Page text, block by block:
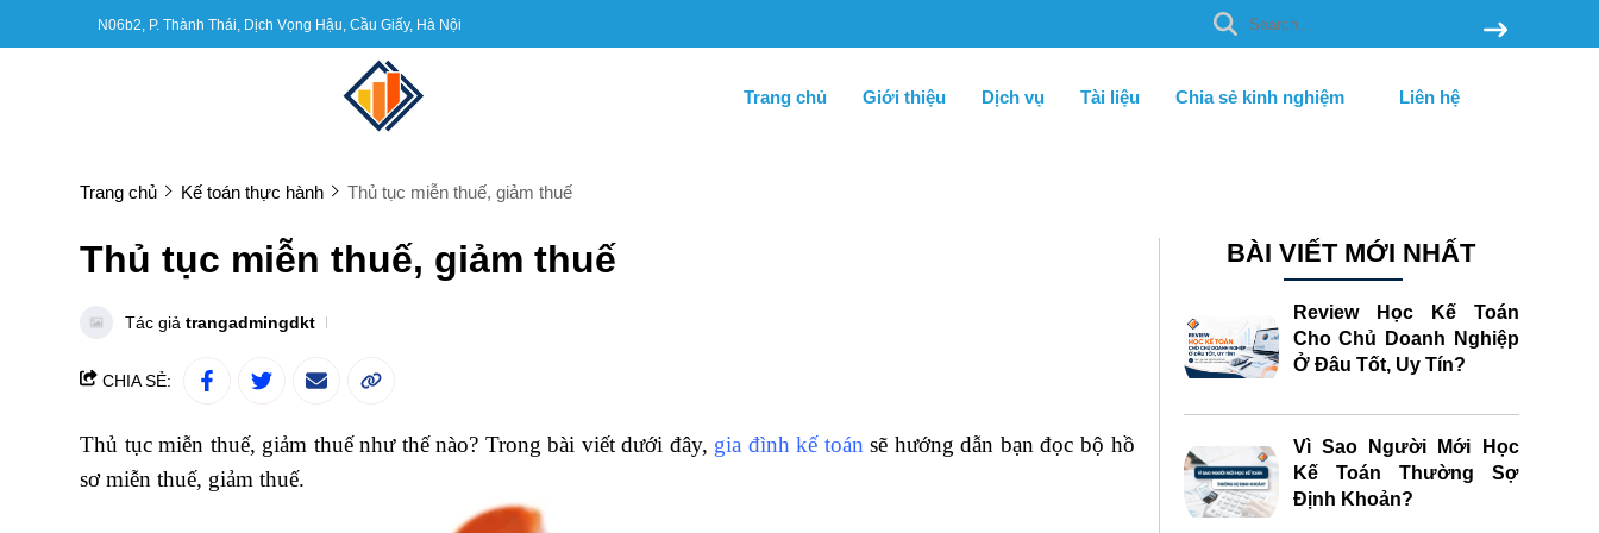
N06b2, P. Thành Thái, Dịch Vọng Hậu, Cầu Giấy, Hà Nội
Trang chủ Giới thiệu Dịch vụ Tài liệu Chia sẻ kinh nghiệm Liên hệ
Trang chủ Kế toán thực hành Thủ tục miễn thuế, giảm thuế
Thủ tục miễn thuế, giảm thuế
Tác giả trangadmingdkt
CHIA SẺ:
Thủ tục miễn thuế, giảm thuế như thế nào? Trong bài viết dưới đây, gia đình kế toán sẽ hướng dẫn bạn đọc bộ hồ
sơ miễn thuế, giảm thuế.
BÀI VIẾT MỚI NHẤT
Review Học Kế Toán
Cho Chủ Doanh Nghiệp
Ở Đâu Tốt, Uy Tín?
Vì Sao Người Mới Học
Kế Toán Thường Sợ
Định Khoản?